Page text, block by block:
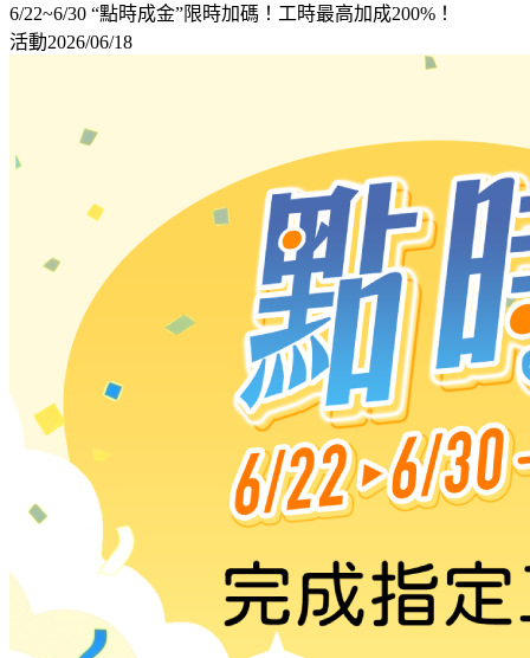
6/22~6/30 “點時成金”限時加碼！工時最高加成200%！
活動2026/06/18